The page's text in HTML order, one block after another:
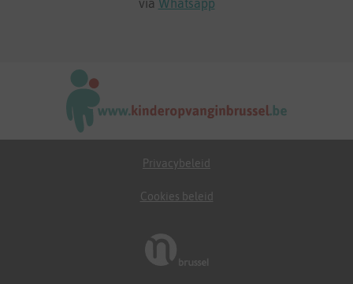
Privacybeleid
Cookies beleid